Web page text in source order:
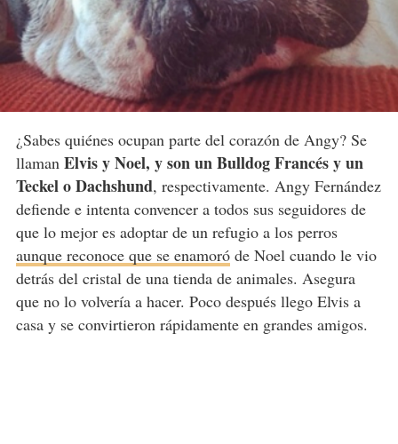
¿Sabes quiénes ocupan parte del corazón de Angy? Se
llamanElvis y Noel, y son un Bulldog Francés y un
Teckel o Dachshund, respectivamente. Angy Fernández
defiende e intenta convencer a todos sus seguidores de
que lo mejor es adoptar de un refugio a los perros
aunque reconoce que se enamoróde Noel cuando le vio
detrás del cristal de una tienda de animales. Asegura
que no lo volvería a hacer. Poco después llego Elvis a
casa y se convirtieron rápidamente en grandes amigos.